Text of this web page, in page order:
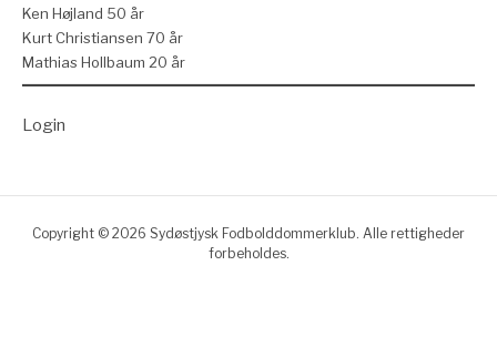
Ken Højland 50 år
Kurt Christiansen 70 år
Mathias Hollbaum 20 år
Login
Copyright © 2026 Sydøstjysk Fodbolddommerklub. Alle rettigheder
forbeholdes.